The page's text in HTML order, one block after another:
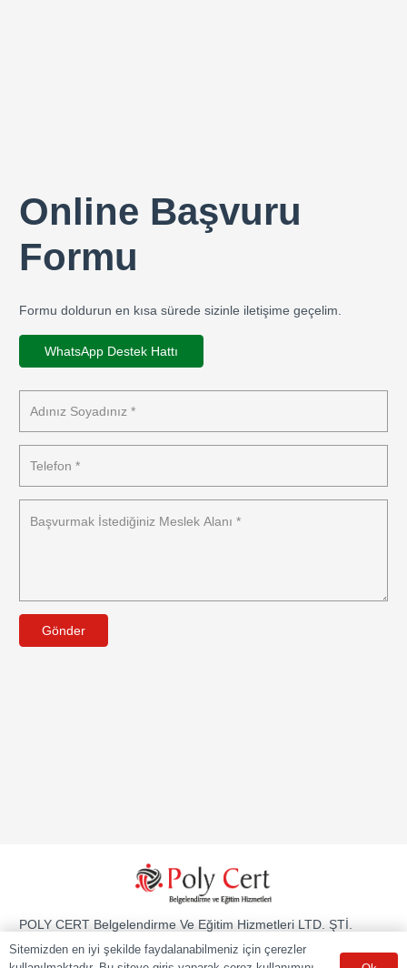
Online Başvuru
Formu
Formu doldurun en kısa sürede sizinle iletişime geçelim.
WhatsApp Destek Hattı
Gönder
POLY CERT Belgelendirme Ve Eğitim Hizmetleri LTD. ŞTİ.
ulusal yeterliliklere göre sınav ve belgelendirme faaliyetlerini
Sitemizden en iyi şekilde faydalanabilmeniz için çerezler